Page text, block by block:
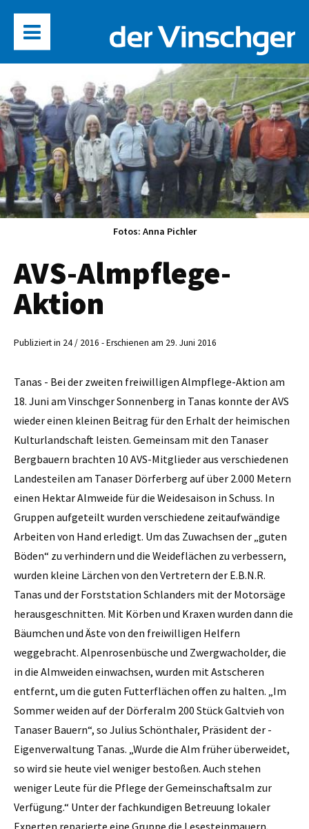
Fotos: Anna Pichler
AVS-Almpflege-
Aktion
Publiziert in 24 / 2016 - Erschienen am 29. Juni 2016
Tanas - Bei der zweiten frei­willigen Almpflege-Aktion am
18. Juni am Vinschger Sonnenberg in Tanas konnte der AVS
wieder einen kleinen Beitrag für den Erhalt der heimischen
Kulturlandschaft leisten. Gemeinsam mit den Tanaser
Bergbauern brachten 10 AVS-Mitglieder aus verschiedenen
Landesteilen am Tanaser Dörferberg auf über 2.000 Metern
einen Hektar Almweide für die Weidesaison in Schuss. In
Gruppen aufgeteilt wurden verschiedene zeitaufwändige
Arbeiten von Hand erledigt. Um das Zuwachsen der „guten
Böden“ zu verhindern und die Weideflächen zu verbessern,
wurden kleine Lärchen von den Vertretern der E.B.N.R.
Tanas und der Forststation Schlanders mit der Motorsäge
herausgeschnitten. Mit Körben und Kraxen wurden dann die
Bäumchen und Äste von den freiwilligen Helfern
weggebracht. Alpenrosenbüsche und Zwergwacholder, die
in die Almweiden einwachsen, wurden mit Astscheren
entfernt, um die guten Futterflächen offen zu halten. „Im
Sommer weiden auf der Dörferalm 200 Stück Galtvieh von
Tanaser Bauern“, so Julius Schönthaler, Präsident der ­
Eigenverwaltung Tanas. „Wurde die Alm früher überweidet,
so wird sie heute viel weniger bestoßen. Auch stehen
weniger Leute für die Pflege der Gemeinschaftsalm zur
Verfügung.“ Unter der fachkundigen Betreuung lokaler
Experten reparierte eine Gruppe die Lesesteinmauern.